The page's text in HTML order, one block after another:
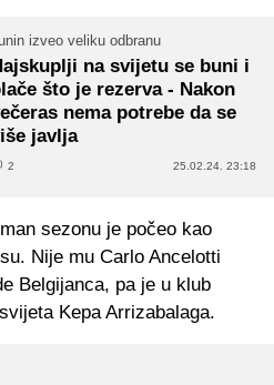
izveo veliku odbranu
na svijetu se buni i
što je rezerva - Nakon
nema potrebe da se
javlja
2 25.02.24. 23:18
sezonu je počeo kao
Nije mu Carlo Ancelotti
Belgijanca, pa je u klub
Kepa Arrizabalaga.